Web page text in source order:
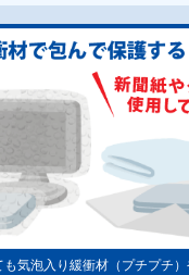
気泡入り緩衝材（プチプチ